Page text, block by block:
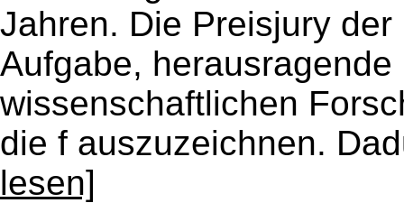
Jahren. Die Preisjury
Aufgabe,
wissenschaftlichen
die f auszuzeichnen.
lesen]